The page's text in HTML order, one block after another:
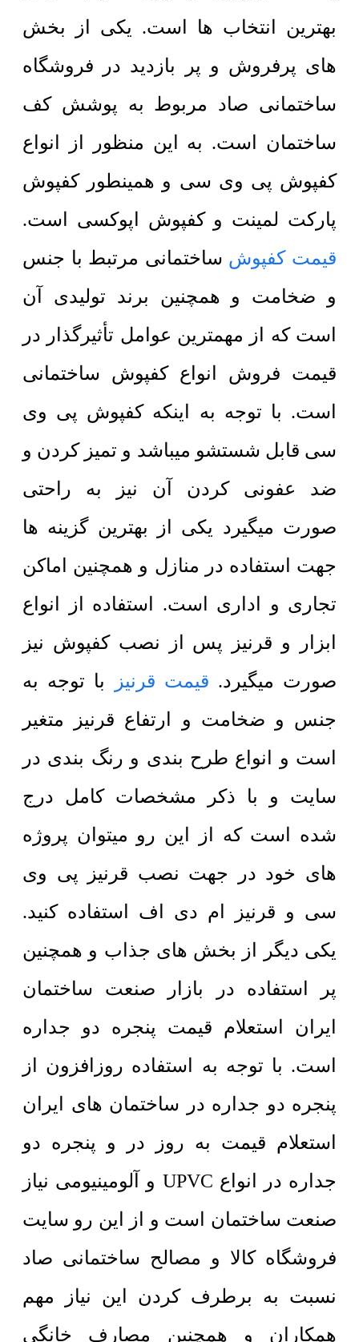
بهترین انتخاب ها است. یکی از بخش
های پرفروش و پر بازدید در فروشگاه
ساختمانی صاد مربوط به پوشش کف
ساختمان است. به این منظور از انواع
کفپوش پی وی سی و همینطور کفپوش
پارکت لمینت و کفپوش اپوکسی است.
قیمت کفپوش ساختمانی مرتبط با جنس
و ضخامت و همچنین برند تولیدی آن
است که از مهمترین عوامل تأثیرگذار در
قیمت فروش انواع کفپوش ساختمانی
است. با توجه به اینکه کفپوش پی وی
سی قابل شستشو میباشد و تمیز کردن و
ضد عفونی کردن آن نیز به راحتی
صورت میگیرد یکی از بهترین گزینه ها
جهت استفاده در منازل و همچنین اماکن
تجاری و اداری است. استفاده از انواع
ابزار و قرنیز پس از نصب کفپوش نیز
صورت میگیرد. قیمت قرنیز
با توجه به
جنس و ضخامت و ارتفاع قرنیز متغیر
است و انواع طرح بندی و رنگ بندی در
سایت و با ذکر مشخصات کامل درج
شده است که از این رو میتوان پروژه
های خود در جهت نصب قرنیز پی وی
سی و قرنیز ام دی اف استفاده کنید.
یکی دیگر از بخش های جذاب و همچنین
پر استفاده در بازار صنعت ساختمان
ایران استعلام قیمت پنجره دو جداره
است. با توجه به استفاده روزافزون از
پنجره دو جداره در ساختمان های ایران
استعلام قیمت به روز در و پنجره دو
جداره در انواع UPVC و آلومینیومی نیاز
صنعت ساختمان است و از این رو سایت
فروشگاه کالا و مصالح ساختمانی صاد
نسبت به برطرف کردن این نیاز مهم
همکاران و همچنین مصارف خانگی